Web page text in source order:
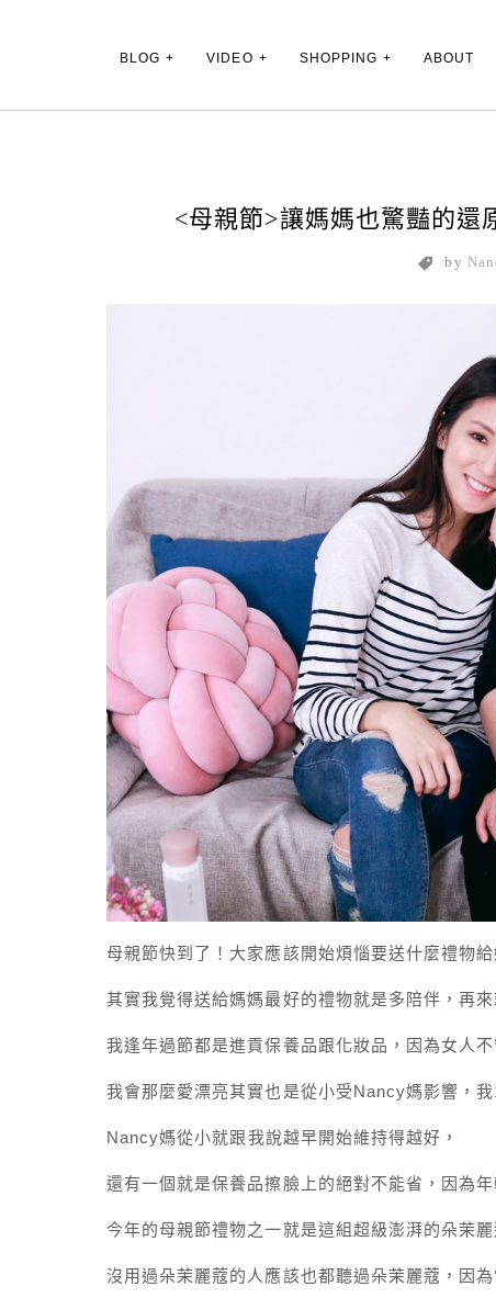
Main Menu
BLOG VIDEO SHOPPING ABOUT
<母親節>讓媽媽也驚豔的還
by
母親節快到了！大家應該開始煩惱要送什麼禮物給
其實我覺得送給媽媽最好的禮物就是多陪伴，再來
我逢年過節都是進貢保養品跟化妝品，因為女人
我會那麼愛漂亮其實也是從小受Nancy媽影響，我
Nancy媽從小就跟我說越早開始維持得越好，
還有一個就是保養品擦臉上的絕對不能省，因為
今年的母親節禮物之一就是這組超級澎湃的朵茉麗
沒用過朵茉麗蔻的人應該也都聽過朵茉麗蔻，因為